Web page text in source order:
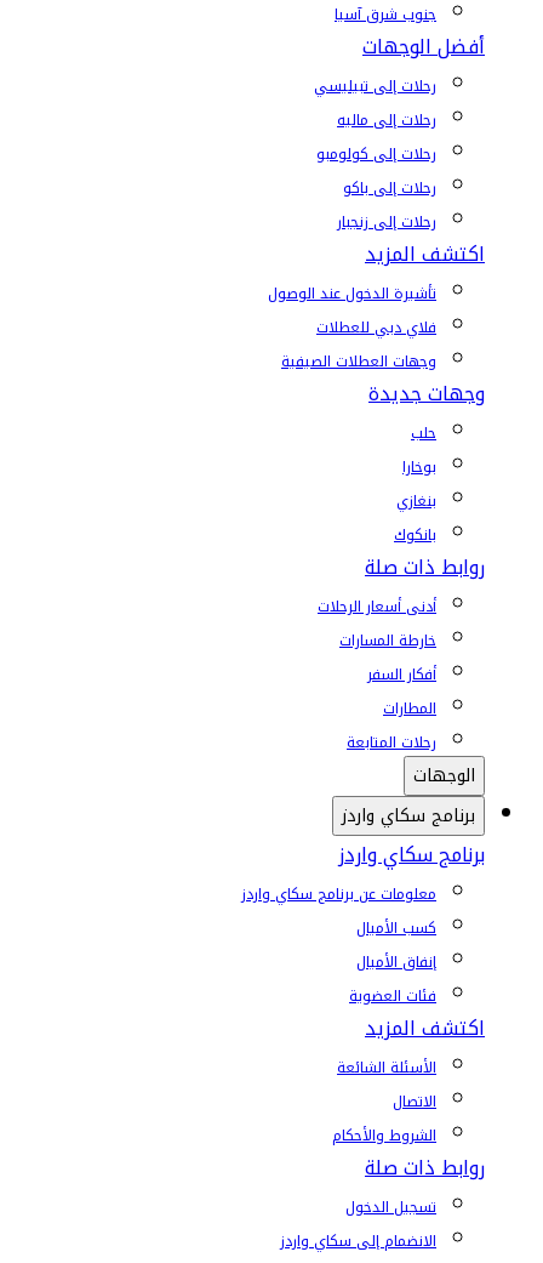
جنوب شرق آسيا
أفضل الوجهات
رحلات إلى تبيليسي
رحلات إلى ماليه
رحلات إلى كولومبو
رحلات إلى باكو
رحلات إلى زنجبار
اكتشف المزيد
تأشيرة الدخول عند الوصول
فلاي دبي للعطلات
وجهات العطلات الصيفية
وجهات جديدة
حلب
بوخارا
بنغازي
بانكوك
روابط ذات صلة
أدنى أسعار الرحلات
خارطة المسارات
أفكار السفر
المطارات
رحلات المتابعة
الوجهات
برنامج سكاي واردز
برنامج سكاي واردز
معلومات عن برنامج سكاي واردز
كسب الأميال
إنفاق الأميال
فئات العضوية
اكتشف المزيد
الأسئلة الشائعة
الاتصال
الشروط والأحكام
روابط ذات صلة
تسجيل الدخول
الانضمام إلى سكاي واردز